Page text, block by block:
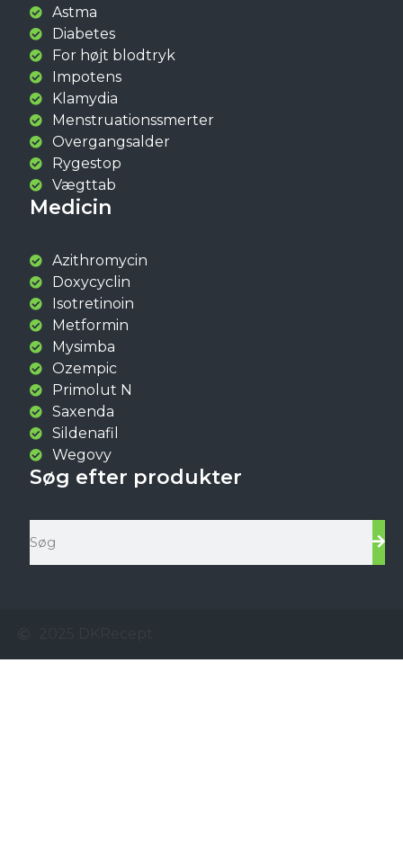
Astma
Diabetes
For højt blodtryk
Impotens
Klamydia
Menstruationssmerter
Overgangsalder
Rygestop
Vægttab
Medicin
Azithromycin
Doxycyclin
Isotretinoin
Metformin
Mysimba
Ozempic
Primolut N
Saxenda
Sildenafil
Wegovy
Søg efter produkter